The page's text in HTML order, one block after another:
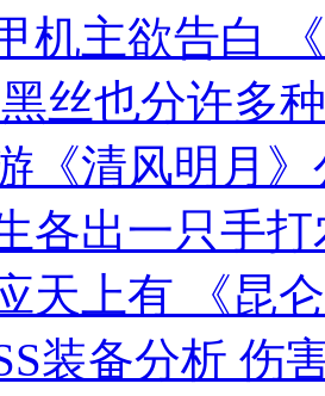
机主欲告白
丝也分许多
《清风明月
各出一只手
天上有 《昆
装备分析 伤